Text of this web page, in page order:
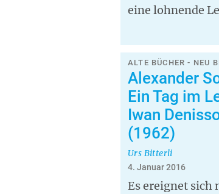
eine lohnende
ALTE BÜCHER - NEU
Alexander
Ein Tag im
Iwan
(1962)
Urs Bitterli
4. Januar 2016
Es ereignet sich